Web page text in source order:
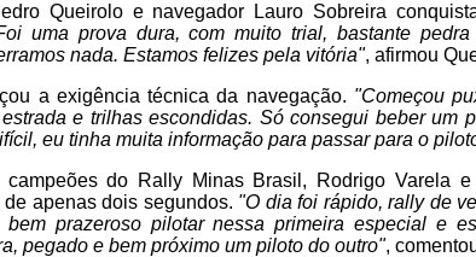
Queirolo e navegador Lauro Sobreira
uma prova dura, com muito trial, bastante
nada. Estamos felizes pela vitória", afirmou
a exigência técnica da navegação. "Começou
e trilhas escondidas. Só consegui beber um
eu tinha muita informação para passar para o
do Rally Minas Brasil, Rodrigo Varela e
apenas dois segundos. "O dia foi rápido, rally de
prazeroso pilotar nessa primeira especial e
pegado e bem próximo um piloto do outro",